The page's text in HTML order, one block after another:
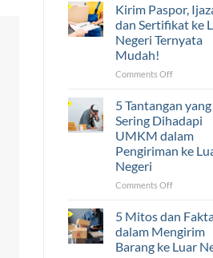
Kirim Paspor,
dan Sertifikat ke
Negeri Ternyata
Mudah!
Comments Offon
Ijazah,
dan
Sertifikat
ke
Negeri
5 Tantangan yang
Sering Dihadapi
UMKM dalam
Pengiriman ke
Negeri
Comments Offon
Tantangan
yang
Sering
Dihadapi
5 Mitos dan
dalam Mengirim
Barang ke Luar